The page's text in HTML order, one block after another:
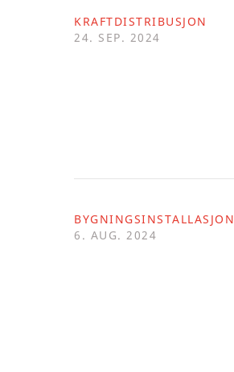
KRAFTDISTRIBUSJON
24. SEP. 2024
BYGNINGSINSTALLASJON
6. AUG. 2024